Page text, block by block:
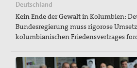
Deutschland
Kein Ende der Gewalt in Kolumbien:
Bundesregierung muss rigorose
kolumbianischen Friedensvertrages